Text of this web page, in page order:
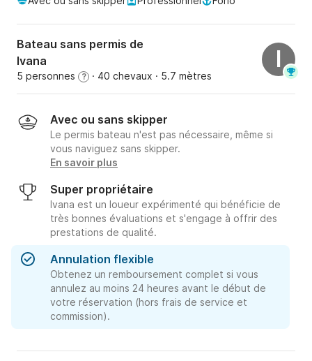
Bateau sans permis de
Ivana
5 personnes ? · 40 chevaux · 5.7 mètres
I
Avec ou sans skipper
Le permis bateau n'est pas nécessaire, même si
vous naviguez sans skipper.
En savoir plus
Super propriétaire
Ivana est un loueur expérimenté qui bénéficie de
très bonnes évaluations et s'engage à offrir des
prestations de qualité.
Annulation flexible
Obtenez un remboursement complet si vous
annulez au moins 24 heures avant le début de
votre réservation (hors frais de service et
commission).